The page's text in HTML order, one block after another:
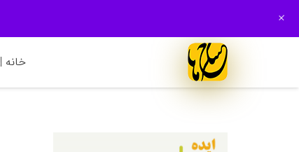
خانه |
+